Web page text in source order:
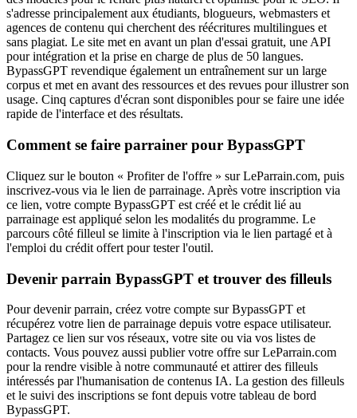
s'adresse principalement aux étudiants, blogueurs, webmasters et
agences de contenu qui cherchent des réécritures multilingues et
sans plagiat. Le site met en avant un plan d'essai gratuit, une API
pour intégration et la prise en charge de plus de 50 langues.
BypassGPT revendique également un entraînement sur un large
corpus et met en avant des ressources et des revues pour illustrer son
usage. Cinq captures d'écran sont disponibles pour se faire une idée
rapide de l'interface et des résultats.
Comment se faire parrainer pour BypassGPT
Cliquez sur le bouton « Profiter de l'offre » sur LeParrain.com, puis
inscrivez-vous via le lien de parrainage. Après votre inscription via
ce lien, votre compte BypassGPT est créé et le crédit lié au
parrainage est appliqué selon les modalités du programme. Le
parcours côté filleul se limite à l'inscription via le lien partagé et à
l'emploi du crédit offert pour tester l'outil.
Devenir parrain BypassGPT et trouver des filleuls
Pour devenir parrain, créez votre compte sur BypassGPT et
récupérez votre lien de parrainage depuis votre espace utilisateur.
Partagez ce lien sur vos réseaux, votre site ou via vos listes de
contacts. Vous pouvez aussi publier votre offre sur LeParrain.com
pour la rendre visible à notre communauté et attirer des filleuls
intéressés par l'humanisation de contenus IA. La gestion des filleuls
et le suivi des inscriptions se font depuis votre tableau de bord
BypassGPT.